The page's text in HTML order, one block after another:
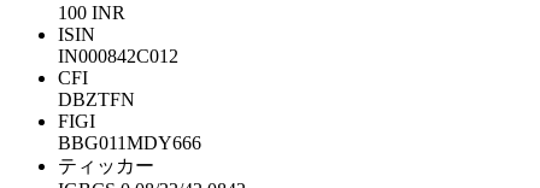
100 INR
ISIN
IN000842C012
CFI
DBZTFN
FIGI
BBG011MDY666
ティッカー